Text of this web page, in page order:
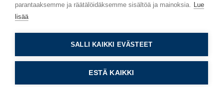
parantaaksemme ja räätälöidäksemme sisältöä ja mainoksia. Lue
lisää
SALLI KAIKKI EVÄSTEET
ESTÄ KAIKKI